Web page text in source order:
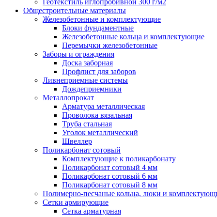
Геотекстиль иглопробивной 300 г/м2
Общестроительные материалы
Железобетонные и комплектующие
Блоки фундаментные
Железобетонные кольца и комплектующие
Перемычки железобетонные
Заборы и ограждения
Доска заборная
Профлист для заборов
Ливнеприемные системы
Дождеприемники
Металлопрокат
Арматура металлическая
Проволока вязальная
Труба стальная
Уголок металлический
Швеллер
Поликарбонат сотовый
Комплектующие к поликарбонату
Поликарбонат сотовый 4 мм
Поликарбонат сотовый 6 мм
Поликарбонат сотовый 8 мм
Полимерно-песчаные кольца, люки и
Сетки армирующие
Сетка арматурная